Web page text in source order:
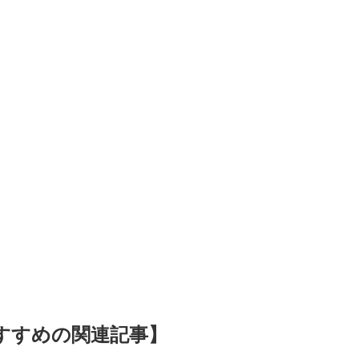
すめの関連記事】